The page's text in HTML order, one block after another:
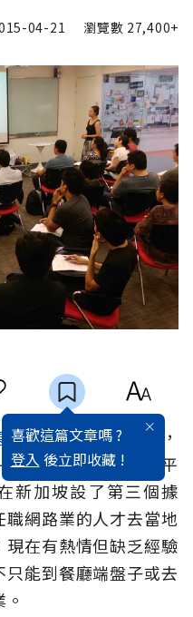
04-21 瀏覽數 27,400+
喜歡這篇文章嗎 ?
登入 後立即收藏 !
協為何贏中國？
」裡，
謝振豊開創的電商平
新加坡設了第三個據
網路業的人才去當地
在有熱情但缺乏經驗
能到餐廳端盤子或去